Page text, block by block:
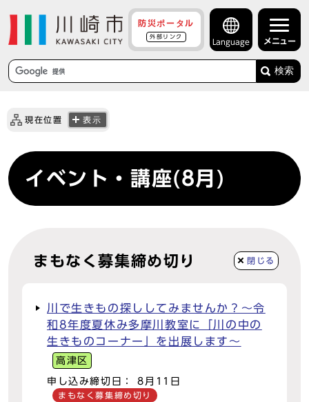
防災ポータル
外部リンク
Language メニュー
検索
現在位置 表示
イベント・講座(8月)
まもなく募集締め切り 閉じる
川で生きもの探ししてみませんか？～令
和8年度夏休み多摩川教室に「川の中の
生きものコーナー」を出展します～
高津区
申し込み締切日： 8月11日
まもなく募集締め切り